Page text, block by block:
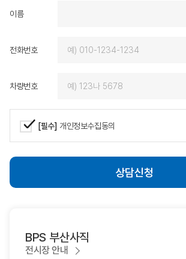
이름
전화번호
차량번호
[필수] 개인정보수집동의
상담신청
BPS 부산사직
전시장 안내